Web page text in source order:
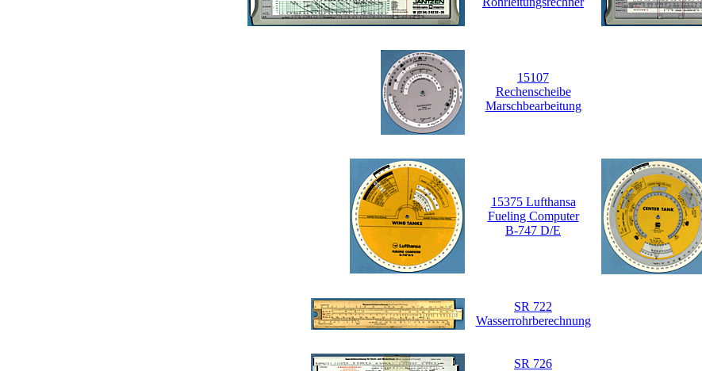
15107
Rechenscheibe
Marschbearbeitung
15375 Lufthansa
Fueling Computer
B-747 D/E
SR 722
Wasserrohrberechnung
SR 726